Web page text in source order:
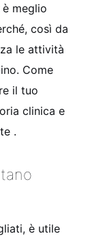
meglio
così da
le attività
Come
il tuo
clinica e
.
è utile